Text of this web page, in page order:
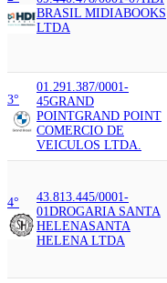
BRASIL MIDIABOOKS
LTDA
3°
01.291.387/0001-
45GRAND
POINTGRAND POINT
COMERCIO DE
VEICULOS LTDA.
4°
43.813.445/0001-
01DROGARIA SANTA
HELENASANTA
HELENA LTDA